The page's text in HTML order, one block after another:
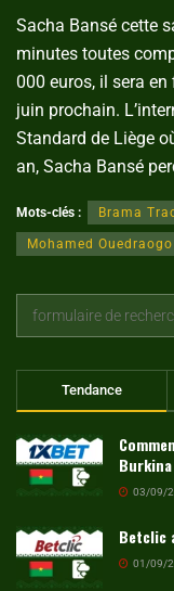
Sacha Bansé cette
minutes toutes
000 euros, il sera
juin prochain.
Standard de Liège
an, Sacha Bansé
Mots-clés : Brama
Mohamed Ouedraogo
Tendance
03/09/
Betclic
01/09/